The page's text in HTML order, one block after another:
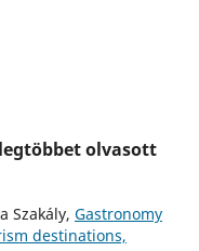
olvasott
Szakály, Gastronomy
destinations,